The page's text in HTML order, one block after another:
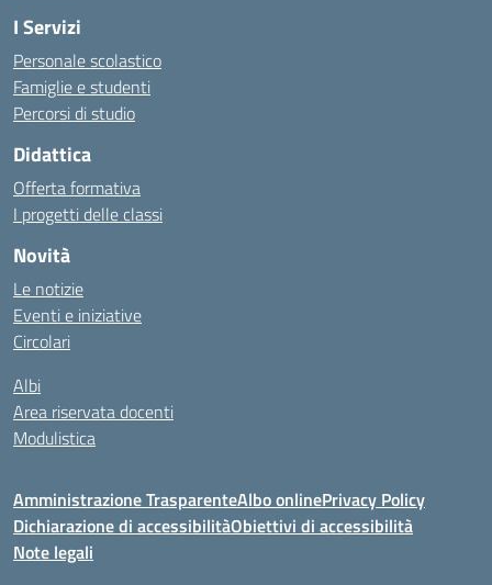
I Servizi
Personale scolastico
Famiglie e studenti
Percorsi di studio
Didattica
Offerta formativa
I progetti delle classi
Novità
Le notizie
Eventi e iniziative
Circolari
Albi
Area riservata docenti
Modulistica
Amministrazione TrasparenteAlbo onlinePrivacy Policy
Dichiarazione di accessibilitàObiettivi di accessibilità
Note legali